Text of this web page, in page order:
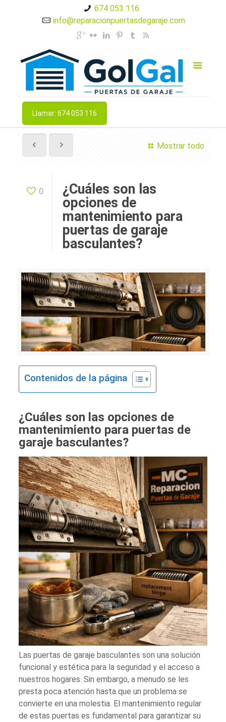
674 053 116
info@reparacionpuertasdegaraje.com
Llamar: 674 053 116
Mostrar todo
0
¿Cuáles son las
opciones de
mantenimiento para
puertas de garaje
basculantes?
Contenidos de la página
¿Cuáles son las opciones de
mantenimiento para puertas de
garaje basculantes?
Las puertas de garaje basculantes son una solución
funcional y estética para la seguridad y el acceso a
nuestros hogares. Sin embargo, a menudo se les
presta poca atención hasta que un problema se
convierte en una molestia. El mantenimiento regular
de estas puertas es fundamental para garantizar su